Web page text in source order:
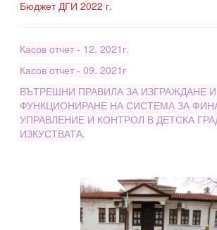
Бюджет ДГИ 2022 г.
Касов отчет - 12. 2021г.
Касов отчет - 09. 2021г
ВЪТРЕШНИ ПРАВИЛА ЗА ИЗГРАЖДАНЕ И
ФУНКЦИОНИРАНЕ НА СИСТЕМА ЗА
УПРАВЛЕНИЕ И КОНТРОЛ В ДЕТСКА
ИЗКУСТВАТА.